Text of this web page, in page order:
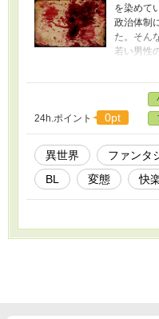
を染めて
政治体制
た。そん
若い男性
『召喚の
力の残滓
殺人鬼の
移者陵辱
り。倫理
自分なり
習のため
ロよりキ
(謎の決
ィの映画
24h.ポイント 0pt
異世界 ファンタ
BL
変態 快